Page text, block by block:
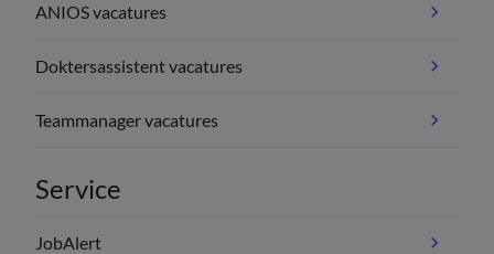
ANIOS vacatures
Doktersassistent vacatures
Teammanager vacatures
Service
JobAlert